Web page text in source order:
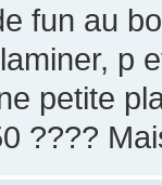
fun au
p
petite
????